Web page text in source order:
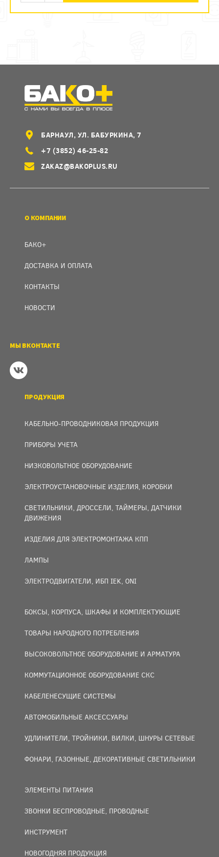
БАРНАУЛ, УЛ. БАБУРКИНА, 7
+7 (3852) 46-25-82
ZAKAZ@BAKOPLUS.RU
О КОМПАНИИ
БАКО+
ДОСТАВКА И ОПЛАТА
КОНТАКТЫ
НОВОСТИ
МЫ ВКОНТАКТЕ
ПРОДУКЦИЯ
КАБЕЛЬНО-ПРОВОДНИКОВАЯ ПРОДУКЦИЯ
ПРИБОРЫ УЧЕТА
НИЗКОВОЛЬТНОЕ ОБОРУДОВАНИЕ
ЭЛЕКТРОУСТАНОВОЧНЫЕ ИЗДЕЛИЯ, КОРОБКИ
СВЕТИЛЬНИКИ, ДРОССЕЛИ, ТАЙМЕРЫ, ДАТЧИКИ
ДВИЖЕНИЯ
ИЗДЕЛИЯ ДЛЯ ЭЛЕКТРОМОНТАЖА КПП
ЛАМПЫ
ЭЛЕКТРОДВИГАТЕЛИ, ИБП IEK, ONI
БОКСЫ, КОРПУСА, ШКАФЫ И КОМПЛЕКТУЮЩИЕ
ТОВАРЫ НАРОДНОГО ПОТРЕБЛЕНИЯ
ВЫСОКОВОЛЬТНОЕ ОБОРУДОВАНИЕ И АРМАТУРА
КОММУТАЦИОННОЕ ОБОРУДОВАНИЕ СКС
КАБЕЛЕНЕСУЩИЕ СИСТЕМЫ
АВТОМОБИЛЬНЫЕ АКСЕССУАРЫ
УДЛИНИТЕЛИ, ТРОЙНИКИ, ВИЛКИ, ШНУРЫ СЕТЕВЫЕ
ФОНАРИ, ГАЗОННЫЕ, ДЕКОРАТИВНЫЕ СВЕТИЛЬНИКИ
ЭЛЕМЕНТЫ ПИТАНИЯ
ЗВОНКИ БЕСПРОВОДНЫЕ, ПРОВОДНЫЕ
ИНСТРУМЕНТ
НОВОГОДНЯЯ ПРОДУКЦИЯ